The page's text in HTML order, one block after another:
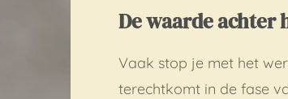
De waarde achter
Vaak stop je met het
terechtkomt in de fase